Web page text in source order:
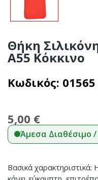
Θήκη
A55 Κόκκινο
Κωδικός: 01565
5,00 €
Άμεσα Διαθέσιμο
Βασικά χαρακτηριστικά: